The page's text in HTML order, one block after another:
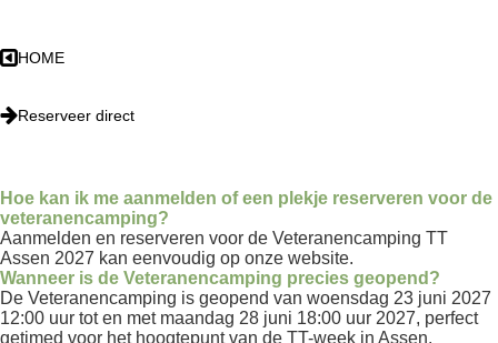
HOME
Reserveer direct
Hoe kan ik me aanmelden of een plekje reserveren voor de
veteranencamping?
Aanmelden en reserveren voor de Veteranencamping TT
Assen 2027 kan eenvoudig op onze website.
Wanneer is de Veteranencamping precies geopend?
De Veteranencamping is geopend van woensdag 23 juni 2027
12:00 uur tot en met maandag 28 juni 18:00 uur 2027, perfect
getimed voor het hoogtepunt van de TT-week in Assen.